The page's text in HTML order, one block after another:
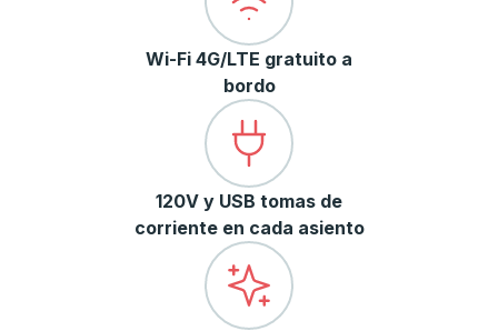
Wi-Fi 4G/LTE gratuito a
bordo
120V y USB tomas de
corriente en cada asiento